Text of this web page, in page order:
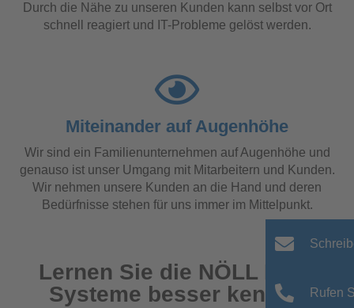
Durch die Nähe zu unseren Kunden kann selbst vor Ort
schnell reagiert und IT-Probleme gelöst werden.
Miteinander auf Augenhöhe
Wir sind ein Familienunternehmen auf Augenhöhe und
genauso ist unser Umgang mit Mitarbeitern und Kunden.
Wir nehmen unsere Kunden an die Hand und deren
Bedürfnisse stehen für uns immer im Mittelpunkt.
Lernen Sie die NÖLL EDV-
Systeme besser kennen
Rufen